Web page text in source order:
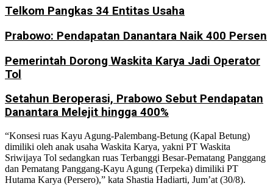
Telkom Pangkas 34 Entitas Usaha
Prabowo: Pendapatan Danantara Naik 400 Persen
Pemerintah Dorong Waskita Karya Jadi Operator
Tol
Setahun Beroperasi, Prabowo Sebut Pendapatan
Danantara Melejit hingga 400%
“Konsesi ruas Kayu Agung-Palembang-Betung (Kapal Betung)
dimiliki oleh anak usaha Waskita Karya, yakni PT Waskita
Sriwijaya Tol sedangkan ruas Terbanggi Besar-Pematang Panggang
dan Pematang Panggang-Kayu Agung (Terpeka) dimiliki PT
Hutama Karya (Persero),” kata Shastia Hadiarti, Jum’at (30/8).